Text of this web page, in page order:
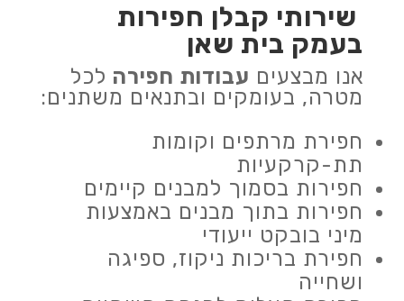
שירותי קבלן חפירות
בעמק בית שאן
אנו מבצעים עבודות חפירה לכל
מטרה, בעומקים ובתנאים משתנים:
חפירת מרתפים וקומות
תת-קרקעיות
חפירות בסמוך למבנים קיימים
חפירות בתוך מבנים באמצעות
מיני בובקט ייעודי
חפירת בריכות ניקוז, ספיגה
ושחייה